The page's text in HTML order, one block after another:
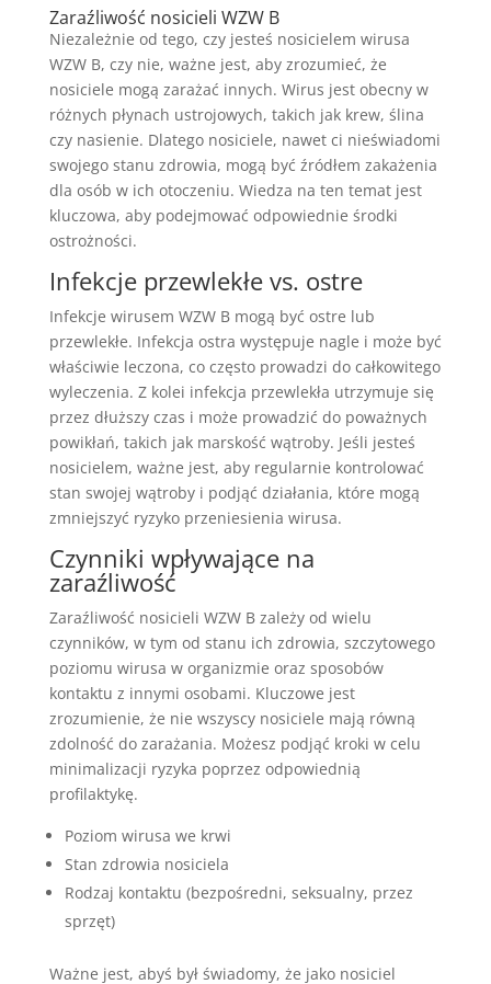
Zaraźliwość nosicieli WZW B
Niezależnie od tego, czy jesteś nosicielem wirusa
WZW B, czy nie, ważne jest, aby zrozumieć, że
nosiciele mogą zarażać innych. Wirus jest obecny w
różnych płynach ustrojowych, takich jak krew, ślina
czy nasienie. Dlatego nosiciele, nawet ci nieświadomi
swojego stanu zdrowia, mogą być źródłem zakażenia
dla osób w ich otoczeniu. Wiedza na ten temat jest
kluczowa, aby podejmować odpowiednie środki
ostrożności.
Infekcje przewlekłe vs. ostre
Infekcje wirusem WZW B mogą być ostre lub
przewlekłe. Infekcja ostra występuje nagle i może być
właściwie leczona, co często prowadzi do całkowitego
wyleczenia. Z kolei infekcja przewlekła utrzymuje się
przez dłuższy czas i może prowadzić do poważnych
powikłań, takich jak marskość wątroby. Jeśli jesteś
nosicielem, ważne jest, aby regularnie kontrolować
stan swojej wątroby i podjąć działania, które mogą
zmniejszyć ryzyko przeniesienia wirusa.
Czynniki wpływające na
zaraźliwość
Zaraźliwość nosicieli WZW B zależy od wielu
czynników, w tym od stanu ich zdrowia, szczytowego
poziomu wirusa w organizmie oraz sposobów
kontaktu z innymi osobami. Kluczowe jest
zrozumienie, że nie wszyscy nosiciele mają równą
zdolność do zarażania. Możesz podjąć kroki w celu
minimalizacji ryzyka poprzez odpowiednią
profilaktykę.
Poziom wirusa we krwi
Stan zdrowia nosiciela
Rodzaj kontaktu (bezpośredni, seksualny, przez
sprzęt)
Ważne jest, abyś był świadomy, że jako nosiciel